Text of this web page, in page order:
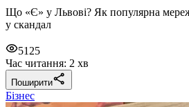
Що «Є» у Львові? Як популярна
у скандал
5125
Час читання: 2 хв
Поширити
Бізнес